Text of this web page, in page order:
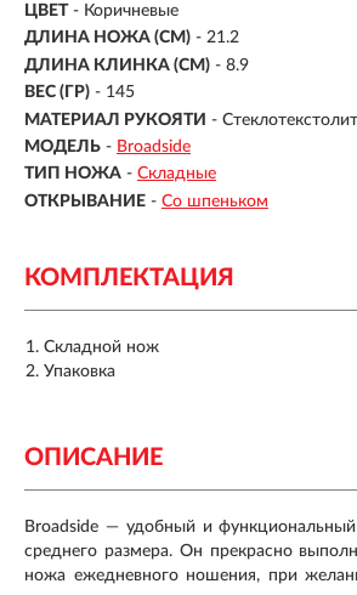
ЦВЕТ - Коричневые
ДЛИНА НОЖА (СМ) - 21.2
ДЛИНА КЛИНКА (СМ) - 8.9
ВЕС (ГР) - 145
МАТЕРИАЛ РУКОЯТИ -
МОДЕЛЬ - Broadside
ТИП НОЖА - Складные
ОТКРЫВАНИЕ - Со шпеньком
КОМПЛЕКТАЦИЯ
Складной нож
Упаковка
ОПИСАНИЕ
Broadside — удобный и
среднего размера. Он прекрасно
ножа ежедневного ношения, при